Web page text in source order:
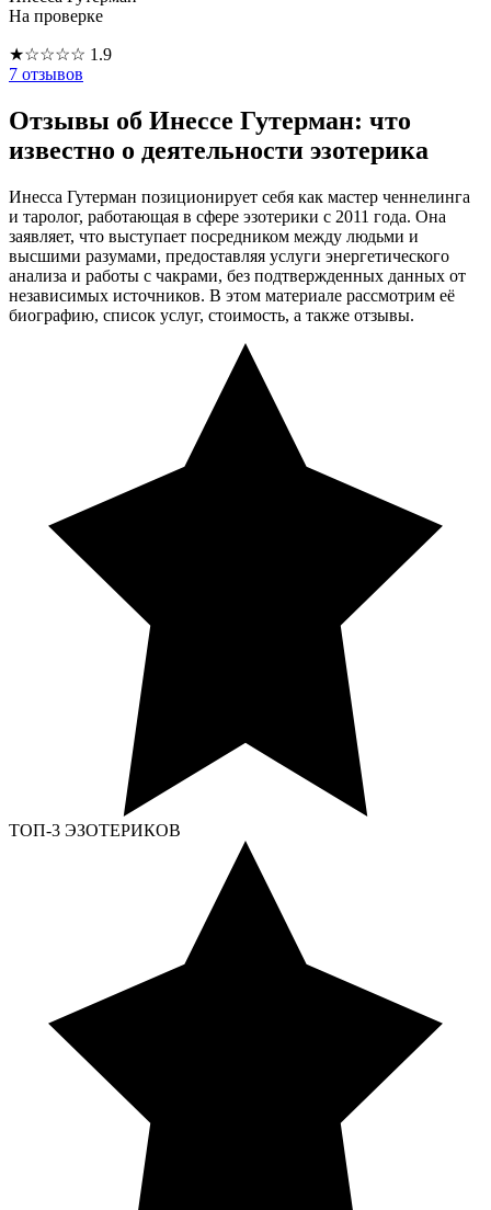
На проверке
★☆☆☆☆ 1.9
7 отзывов
Отзывы об Инессе Гутерман: что
известно о деятельности эзотерика
Инесса Гутерман позиционирует себя как мастер ченнелинга
и таролог, работающая в сфере эзотерики с 2011 года. Она
заявляет, что выступает посредником между людьми и
высшими разумами, предоставляя услуги энергетического
анализа и работы с чакрами, без подтвержденных данных от
независимых источников. В этом материале рассмотрим её
биографию, список услуг, стоимость, а также отзывы.
ТОП-3 ЭЗОТЕРИКОВ